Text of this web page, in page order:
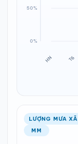
LƯỢNG MƯA
MM